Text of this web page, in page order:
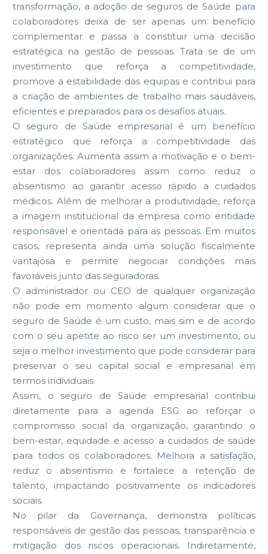
transformação, a adoção de seguros de Saúde para
colaboradores deixa de ser apenas um benefício
complementar e passa a constituir uma decisão
estratégica na gestão de pessoas. Trata se de um
investimento que reforça a competitividade,
promove a estabilidade das equipas e contribui para
a criação de ambientes de trabalho mais saudáveis,
eficientes e preparados para os desafios atuais.
O seguro de Saúde empresarial é um benefício
estratégico que reforça a competitividade das
organizações. Aumenta assim a motivação e o bem-
estar dos colaboradores assim como reduz o
absentismo ao garantir acesso rápido a cuidados
médicos. Além de melhorar a produtividade, reforça
a imagem institucional da empresa como entidade
responsável e orientada para as pessoas. Em muitos
casos, representa ainda uma solução fiscalmente
vantajosa e permite negociar condições mais
favoráveis junto das seguradoras.
O administrador ou CEO de qualquer organização
não pode em momento algum considerar que o
seguro de Saúde é um custo, mais sim e de acordo
com o seu apetite ao risco ser um investimento, ou
seja o melhor investimento que pode considerar para
preservar o seu capital social e empresarial em
termos individuais.
Assim, o seguro de Saúde empresarial contribui
diretamente para a agenda ESG ao reforçar o
compromisso social da organização, garantindo o
bem-estar, equidade e acesso a cuidados de saúde
para todos os colaboradores. Melhora a satisfação,
reduz o absentismo e fortalece a retenção de
talento, impactando positivamente os indicadores
sociais.
No pilar da Governança, demonstra políticas
responsáveis de gestão das pessoas, transparência e
mitigação dos riscos operacionais. Indiretamente,